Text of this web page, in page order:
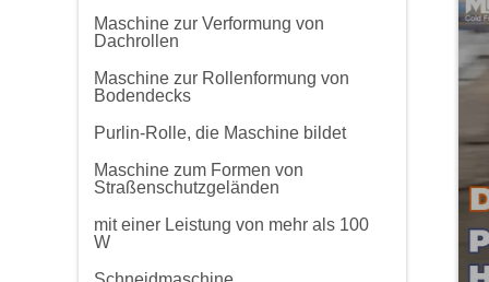
Maschine zur Verformung von
Dachrollen
Maschine zur Rollenformung von
Bodendecks
Purlin-Rolle, die Maschine bildet
Maschine zum Formen von
Straßenschutzgeländen
mit einer Leistung von mehr als 100
W